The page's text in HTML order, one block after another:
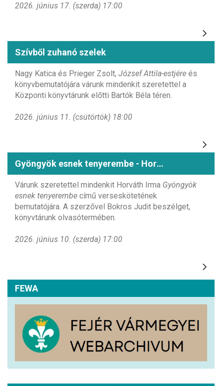
2026. június 17. (szerda) 17:00
Szívből zuhanó szelek
Nagy Katica és Prieger Zsolt, József Attila-estjére és
könyvbemutatójára várunk mindenkit szeretettel a
Központi könyvtárunk előtti Bartók Béla téren.
2026. június 11. (csütörtök) 18:00
Gyöngyök esnek tenyerembe - Horváth Irma könyvbemutatója
Várunk szeretettel mindenkit Horváth Irma Gyöngyök
esnek tenyerembe című verseskötetének
bemutatójára. A szerzővel Bokros Judit beszélget,
könyvtárunk olvasótermében.
2026. június 10. (szerda) 17:00
FEWA